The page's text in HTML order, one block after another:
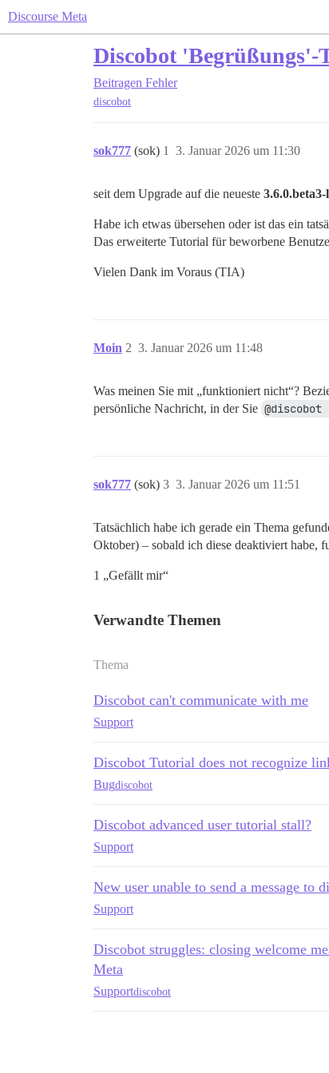
Discourse Meta
Discobot
Beitragen Fehler
discobot
sok777 (sok) 3. Januar 2026 um 11:30
1
seit dem Upgrade auf die neueste 3.6.0.beta3-
Habe ich etwas übersehen oder ist das ein
Das erweiterte Tutorial für beworbene
Vielen Dank im Voraus (TIA)
Moin 3. Januar 2026 um 11:48
2
Was meinen Sie mit „funktioniert nicht“?
persönliche Nachricht, in der Sie
sok777 (sok) 3. Januar 2026 um 11:51
3
Tatsächlich habe ich gerade ein Thema
Oktober) – sobald ich diese deaktiviert habe,
1 „Gefällt mir“
Verwandte Themen
Thema
Discobot can't communicate with me
Support
Discobot Tutorial does not recognize
Bugdiscobot
Discobot advanced user tutorial stall?
Support
New user unable to send a message to
Support
Discobot struggles: closing welcome
Meta
Supportdiscobot